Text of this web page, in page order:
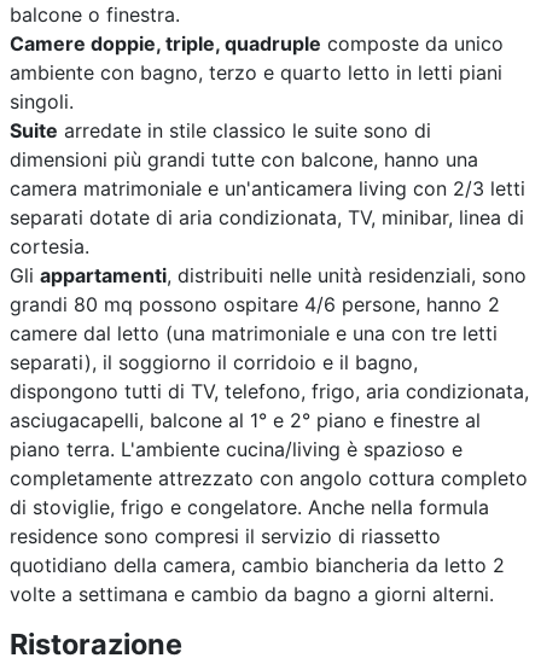
balcone o finestra.
Camere doppie, triple, quadruple composte da unico
ambiente con bagno, terzo e quarto letto in letti piani
singoli.
Suite arredate in stile classico le suite sono di
dimensioni più grandi tutte con balcone, hanno una
camera matrimoniale e un'anticamera living con 2/3 letti
separati dotate di aria condizionata, TV, minibar, linea di
cortesia.
Gli appartamenti, distribuiti nelle unità residenziali, sono
grandi 80 mq possono ospitare 4/6 persone, hanno 2
camere dal letto (una matrimoniale e una con tre letti
separati), il soggiorno il corridoio e il bagno,
dispongono tutti di TV, telefono, frigo, aria condizionata,
asciugacapelli, balcone al 1° e 2° piano e finestre al
piano terra. L'ambiente cucina/living è spazioso e
completamente attrezzato con angolo cottura completo
di stoviglie, frigo e congelatore. Anche nella formula
residence sono compresi il servizio di riassetto
quotidiano della camera, cambio biancheria da letto 2
volte a settimana e cambio da bagno a giorni alterni.
Ristorazione